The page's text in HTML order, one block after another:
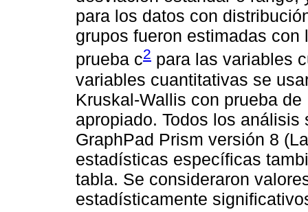
para los datos con
grupos fueron estimadas
prueba c2 para las variables
variables cuantitativas se
Kruskal-Wallis con prueba
apropiado. Todos los
GraphPad Prism versión 8
estadísticas específicas
tabla. Se consideraron
estadísticamente